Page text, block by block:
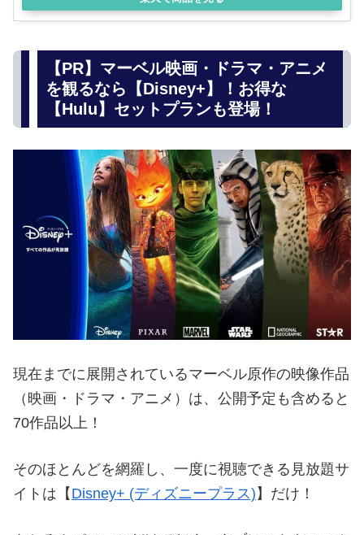
【PR】マーベル映画・ドラマ・アニメ
を観るなら【Disney+】！お得な
【Hulu】セットプランも登場！
現在までに展開されているマーベル原作の映像作品
（映画・ドラマ・アニメ）は、公開予定も含めると
70作品以上！
そのほとんどを網羅し、一度に視聴できる見放題サ
イトは【 Disney+ (ディズニープラス) 】だけ！